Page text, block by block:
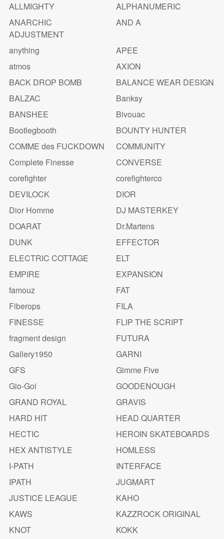
ALLMIGHTY
ALPHANUMERIC
ANARCHIC
ADJUSTMENT
AND A
anything
APEE
atmos
AXION
BACK DROP BOMB
BALANCE WEAR DESIGN
BALZAC
Banksy
BANSHEE
Bivouac
Bootlegbooth
BOUNTY HUNTER
COMME des FUCKDOWN
COMMUNITY
Complete Finesse
CONVERSE
corefighter
corefighterco
DEVILOCK
DIOR
Dior Homme
DJ MASTERKEY
DOARAT
Dr.Martens
DUNK
EFFECTOR
ELECTRIC COTTAGE
ELT
EMPIRE
EXPANSION
famouz
FAT
Fiberops
FILA
FINESSE
FLIP THE SCRIPT
fragment design
FUTURA
Gallery1950
GARNI
GFS
Gimme Five
Gio-Goi
GOODENOUGH
GRAND ROYAL
GRAVIS
HARD HIT
HEAD QUARTER
HECTIC
HEROIN SKATEBOARDS
HEX ANTISTYLE
HOMLESS
I-PATH
INTERFACE
IPATH
JUGMART
JUSTICE LEAGUE
KAHO
KAWS
KAZZROCK ORIGINAL
KNOT
KOKK